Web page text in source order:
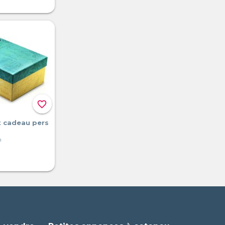
favorite_border
pers